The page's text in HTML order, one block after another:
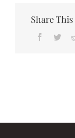
Share
Facebook